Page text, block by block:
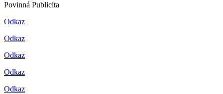
Povinná Publicita
Odkaz
Odkaz
Odkaz
Odkaz
Odkaz